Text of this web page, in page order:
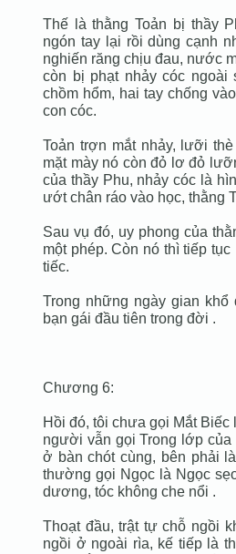
Thế là thằng Toản bị thầy
ngón tay lại rồi dùng cạnh
nghiến răng chịu đau, nước
còn bị phạt nhảy cóc ngoài
chồm hổm, hai tay chống
con cóc.
Toản trợn mắt nhảy, lưỡi
mặt mày nó còn đỏ lơ đỏ
của thầy Phu, nhảy cóc là
ướt chân ráo vào học, thằng
Sau vụ đó, uy phong của
một phép. Còn nó thì tiếp
tiếc.
Trong những ngày gian
bạn gái đầu tiên trong đời .
Chương 6:
Hồi đó, tôi chưa gọi Mắt
người vẫn gọi Trong lớp
ở bàn chót cùng, bên phải
thường gọi Ngọc là Ngọc
dương, tóc không che nổi .
Thoạt đầu, trật tự chỗ ngồi
ngồi ở ngoài rìa, kế tiếp là